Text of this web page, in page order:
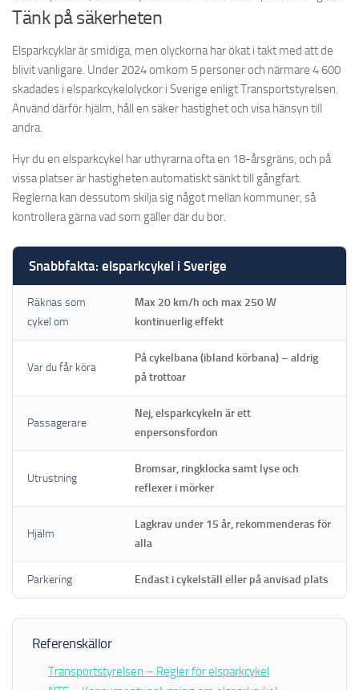
Tänk på säkerheten
Elsparkcyklar är smidiga, men olyckorna har ökat i takt med att de
blivit vanligare. Under 2024 omkom 5 personer och närmare 4 600
skadades i elsparkcykelolyckor i Sverige enligt Transportstyrelsen.
Använd därför hjälm, håll en säker hastighet och visa hänsyn till
andra.
Hyr du en elsparkcykel har uthyrarna ofta en 18-årsgräns, och på
vissa platser är hastigheten automatiskt sänkt till gångfart.
Reglerna kan dessutom skilja sig något mellan kommuner, så
kontrollera gärna vad som gäller där du bor.
Snabbfakta: elsparkcykel i Sverige
Räknas som
cykel om
Max 20 km/h och max 250 W
kontinuerlig effekt
Var du får köra
På cykelbana (ibland körbana) – aldrig
på trottoar
Passagerare
Nej, elsparkcykeln är ett
enpersonsfordon
Utrustning
Bromsar, ringklocka samt lyse och
reflexer i mörker
Hjälm
Lagkrav under 15 år, rekommenderas för
alla
Parkering Endast i cykelställ eller på anvisad plats
Referenskällor
Transportstyrelsen – Regler för elsparkcykel